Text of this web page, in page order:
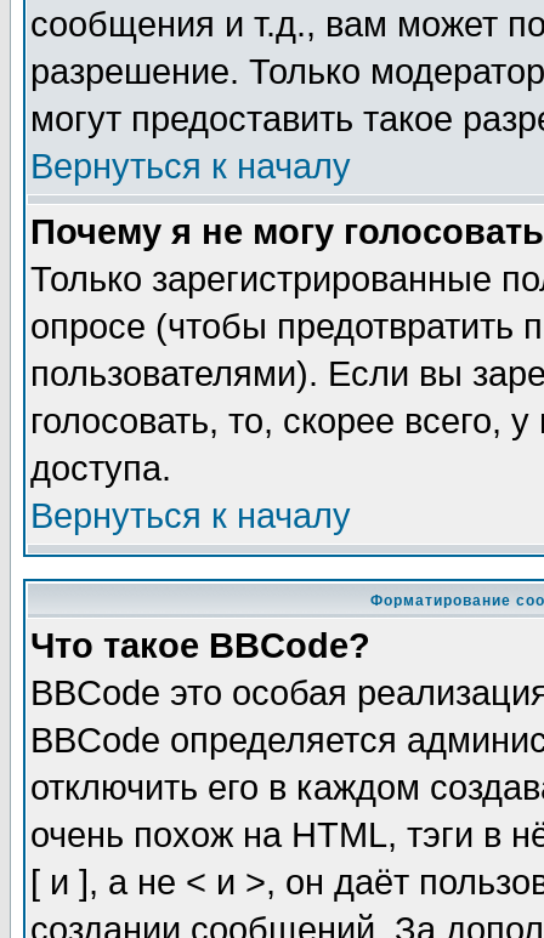
сообщения и т.д., вам может
разрешение. Только
могут предоставить такое
Вернуться к началу
Почему я не могу
Только зарегистрированные
опросе (чтобы предотвратить
пользователями). Если вы
голосовать, то, скорее всего,
доступа.
Вернуться к началу
Форматирование
Что такое BBCode?
BBCode это особая
BBCode определяется
отключить его в каждом
очень похож на HTML, тэги в
[ и ], а не < и >, он даёт
создании сообщений. За